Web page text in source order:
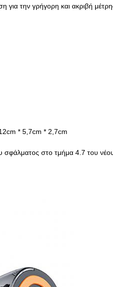
για την γρήγορη και ακριβή
* 5,7cm * 2,7cm
σφάλματος στο τμήμα 4.7 του